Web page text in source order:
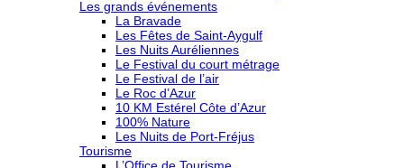
Les grands événements
La Bravade
Les Fêtes de Saint-Aygulf
Les Nuits Auréliennes
Le Festival du court métrage
Le Festival de l’air
Le Roc d’Azur
10 KM Estérel Côte d’Azur
100% Nature
Les Nuits de Port-Fréjus
Tourisme